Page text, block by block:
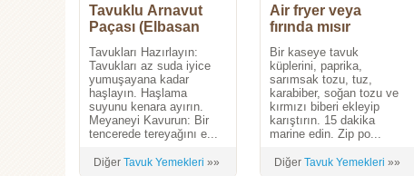
Tavuklu Arnavut
Paçası (Elbasan
Tavukları Hazırlayın:
Tavukları az suda iyice
yumuşayana kadar
haşlayın. Haşlama
suyunu kenara ayırın.
Meyaneyi Kavurun: Bir
tencerede tereyağını e...
Diğer Tavuk Yemekleri »»
Air fryer veya
fırında mısır
tavuklar (Chicken
tender pops)
Bir kaseye tavuk
küplerini, paprika,
sarımsak tozu, tuz,
karabiber, soğan tozu ve
kırmızı biberi ekleyip
karıştırın. 15 dakika
marine edin. Zip po...
DiğerTavuk Yemekleri »»